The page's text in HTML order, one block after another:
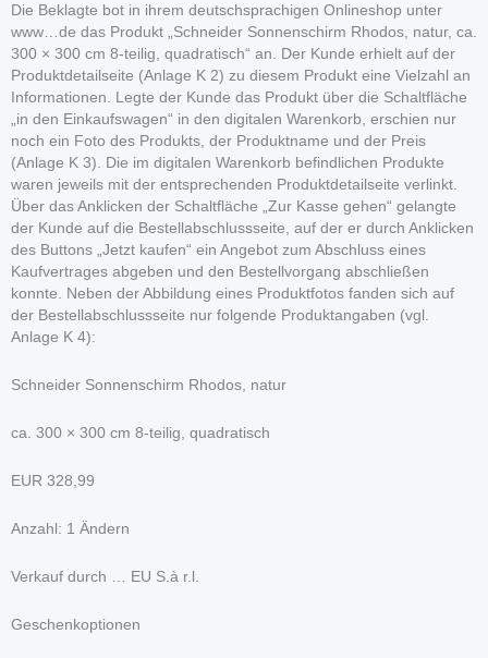
Die Beklagte bot in ihrem deutschsprachigen Onlineshop unter
www…de das Produkt „Schneider Sonnenschirm Rhodos, natur, ca.
300 × 300 cm 8-teilig, quadratisch“ an. Der Kunde erhielt auf der
Produktdetailseite (Anlage K 2) zu diesem Produkt eine Vielzahl an
Informationen. Legte der Kunde das Produkt über die Schaltfläche
„in den Einkaufswagen“ in den digitalen Warenkorb, erschien nur
noch ein Foto des Produkts, der Produktname und der Preis
(Anlage K 3). Die im digitalen Warenkorb befindlichen Produkte
waren jeweils mit der entsprechenden Produktdetailseite verlinkt.
Über das Anklicken der Schaltfläche „Zur Kasse gehen“ gelangte
der Kunde auf die Bestellabschlussseite, auf der er durch Anklicken
des Buttons „Jetzt kaufen“ ein Angebot zum Abschluss eines
Kaufvertrages abgeben und den Bestellvorgang abschließen
konnte. Neben der Abbildung eines Produktfotos fanden sich auf
der Bestellabschlussseite nur folgende Produktangaben (vgl.
Anlage K 4):
Schneider Sonnenschirm Rhodos, natur
ca. 300 × 300 cm 8-teilig, quadratisch
EUR 328,99
Anzahl: 1 Ändern
Verkauf durch … EU S.à r.l.
Geschenkoptionen